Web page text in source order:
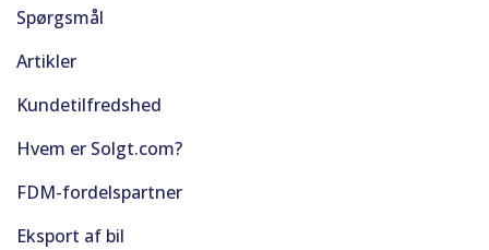
Spørgsmål
Artikler
Kundetilfredshed
Hvem er Solgt.com?
FDM-fordelspartner
Eksport af bil